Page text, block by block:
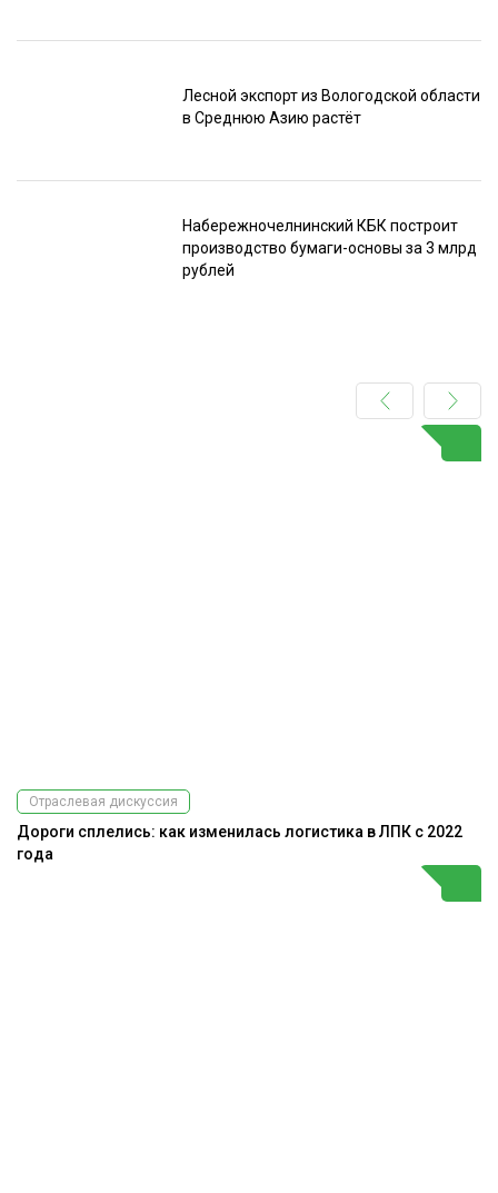
Лесной экспорт из Вологодской области
в Среднюю Азию растёт
Набережночелнинский КБК построит
производство бумаги-основы за 3 млрд
рублей
Отраслевая дискуссия
Дороги сплелись: как изменилась логистика в ЛПК с 2022
года